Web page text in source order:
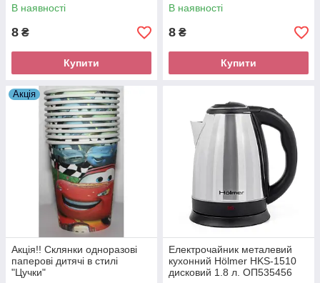
В наявності
8 ₴
Купити
В наявності
8 ₴
Купити
Акція
Акція!! Склянки одноразові
паперові дитячі в стилі
"Цучки"
Електрочайник металевий
кухонний Hölmer HKS-1510
дисковий 1.8 л. ОП535456